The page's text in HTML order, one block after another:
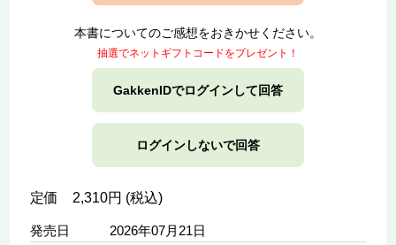
本書についてのご感想をおきかせください。
抽選でネットギフトコードをプレゼント！
GakkenIDでログインして回答
ログインしないで回答
定価 2,310円 (税込)
発売日
2026年07月21日